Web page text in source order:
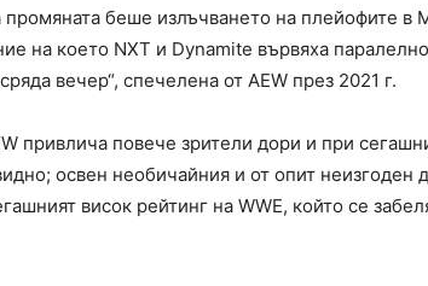
промяната беше излъчването на плейофите в
на което NXT и Dynamite вървяха
вечер“, спечелена от AEW през 2021 г.
привлича повече зрители дори и при
освен необичайния и от опит неизгоден
висок рейтинг на WWE, който се